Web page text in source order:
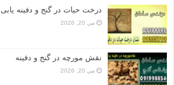
درخت حیات در گنج و دفینه یابی
می 20, 2026
نقش مورچه در گنج و دفینه
می 20, 2026